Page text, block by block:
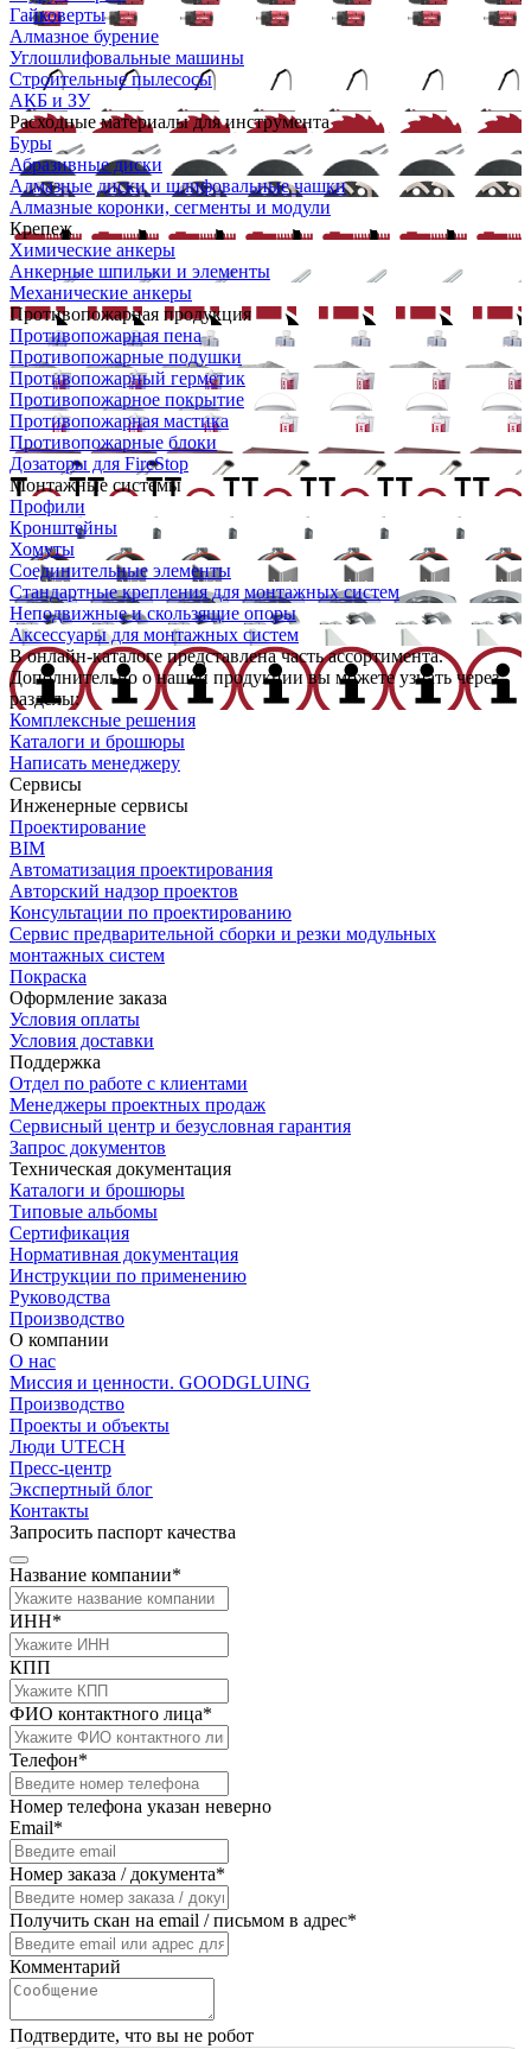
Гайковерты
Алмазное бурение
Углошлифовальные машины
Строительные пылесосы
АКБ и ЗУ
Расходные материалы для инструмента
Буры
Абразивные диски
Алмазные диски и шлифовальные чашки
Алмазные коронки, сегменты и модули
Крепеж
Химические анкеры
Анкерные шпильки и элементы
Механические анкеры
Противопожарная продукция
Противопожарная пена
Противопожарные подушки
Противопожарный герметик
Противопожарное покрытие
Противопожарная мастика
Противопожарные блоки
Дозаторы для FireStop
Монтажные системы
Профили
Кронштейны
Хомуты
Соединительные элементы
Стандартные крепления для монтажных систем
Неподвижные и скользящие опоры
Аксессуары для монтажных систем
В онлайн-каталоге представлена часть ассортимента.
Дополнительно о нашей продукции вы можете узнать через
разделы:
Комплексные решения
Каталоги и брошюры
Написать менеджеру
Сервисы
Инженерные сервисы
Проектирование
BIM
Автоматизация проектирования
Авторский надзор проектов
Консультации по проектированию
Сервис предварительной сборки и резки модульных
монтажных систем
Покраска
Оформление заказа
Условия оплаты
Условия доставки
Поддержка
Отдел по работе с клиентами
Менеджеры проектных продаж
Сервисный центр и безусловная гарантия
Запрос документов
Техническая документация
Каталоги и брошюры
Типовые альбомы
Сертификация
Нормативная документация
Инструкции по применению
Руководства
Производство
О компании
О нас
Миссия и ценности. GOODGLUING
Производство
Проекты и объекты
Люди UTECH
Пресс-центр
Экспертный блог
Контакты
Запросить паспорт качества
Название компании*
ИНН*
КПП
ФИО контактного лица*
Телефон*
Номер телефона указан неверно
Email*
Номер заказа / документа*
Получить скан на email / письмом в адрес*
Комментарий
Подтвердите, что вы не робот